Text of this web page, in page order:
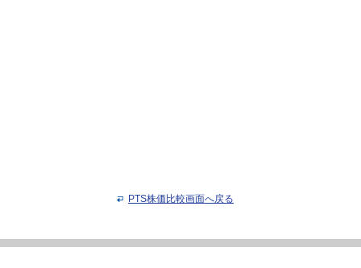
PTS株価比較画面へ戻る